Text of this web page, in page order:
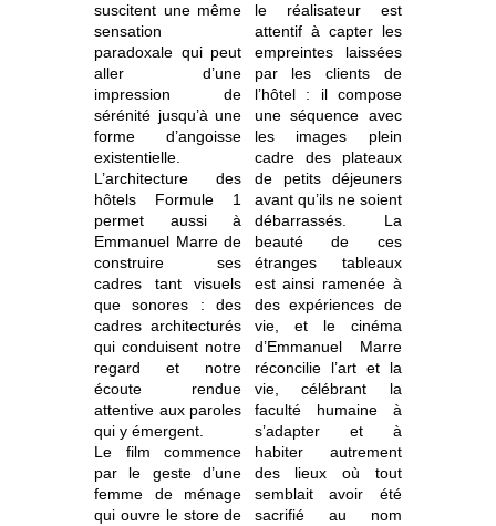
suscitent une même
sensation
paradoxale qui peut
aller d’une
impression de
sérénité jusqu’à une
forme d’angoisse
existentielle.
L’architecture des
hôtels Formule 1
permet aussi à
Emmanuel Marre de
construire ses
cadres tant visuels
que sonores : des
cadres architecturés
qui conduisent notre
regard et notre
écoute rendue
attentive aux paroles
qui y émergent.
Le film commence
par le geste d’une
femme de ménage
qui ouvre le store de
le réalisateur est
attentif à capter les
empreintes laissées
par les clients de
l’hôtel : il compose
une séquence avec
les images plein
cadre des plateaux
de petits déjeuners
avant qu’ils ne soient
débarrassés. La
beauté de ces
étranges tableaux
est ainsi ramenée à
des expériences de
vie, et le cinéma
d’Emmanuel Marre
réconcilie l’art et la
vie, célébrant la
faculté humaine à
s’adapter et à
habiter autrement
des lieux où tout
semblait avoir été
sacrifié au nom